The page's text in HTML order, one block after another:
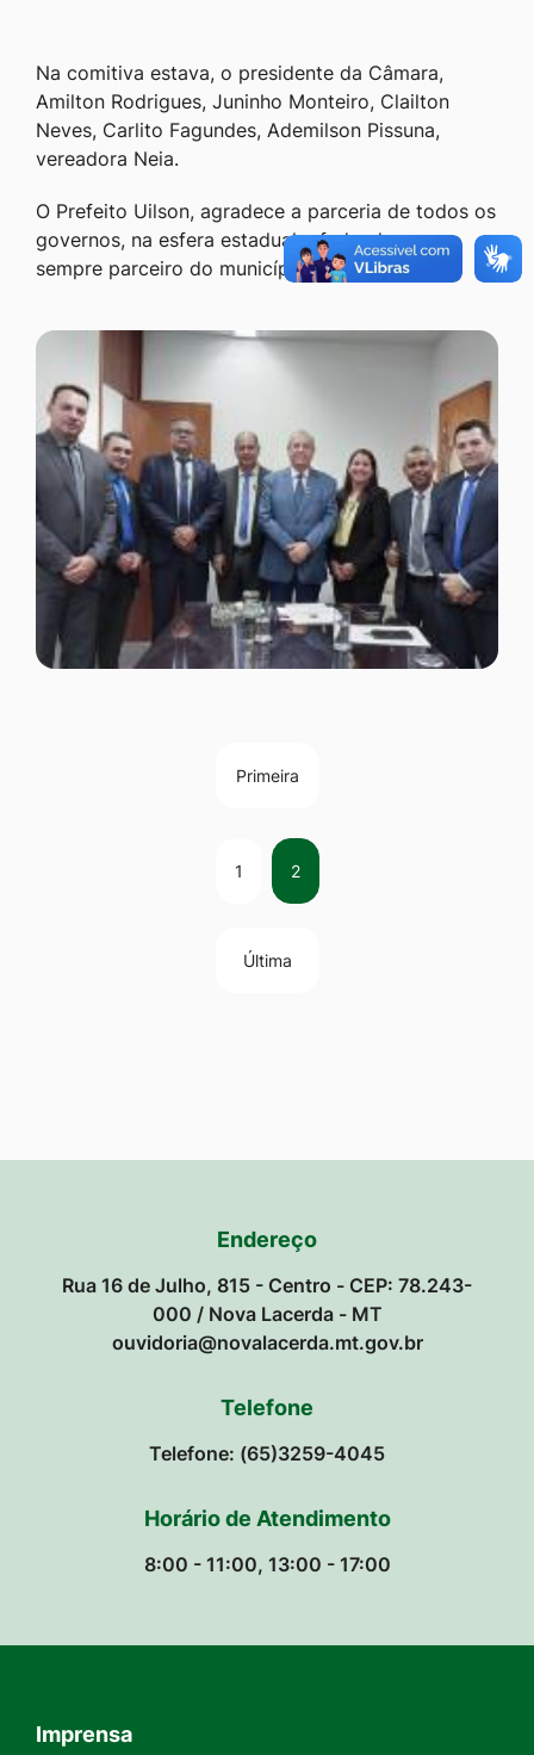
Na comitiva estava, o presidente da Câmara,
Amilton Rodrigues, Juninho Monteiro, Clailton
Neves, Carlito Fagundes, Ademilson Pissuna,
vereadora Neia.
O Prefeito Uilson, agradece a parceria de todos os
governos, na esfera estadual e federal, por ser
sempre parceiro do município.
Primeira
1 2
Última
Endereço
Rua 16 de Julho, 815 - Centro - CEP: 78.243-
000 / Nova Lacerda - MT
ouvidoria@novalacerda.mt.gov.br
Telefone
Telefone: (65)3259-4045
Horário de Atendimento
8:00 - 11:00, 13:00 - 17:00
Seção do Rodapé e Contato
Imprensa